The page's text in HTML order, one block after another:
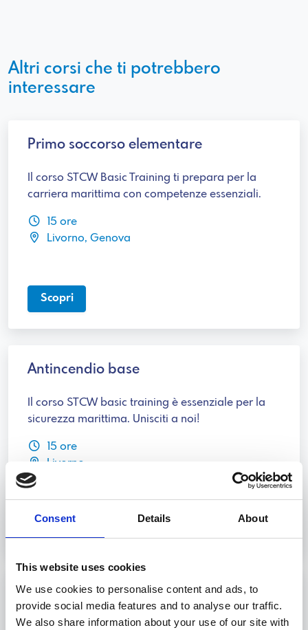
Consent Details About
This website uses cookies
We use cookies to personalise content and ads, to
provide social media features and to analyse our traffic.
We also share information about your use of our site with
Altri corsi che ti potrebbero
interessare
Primo soccorso elementare
Il corso STCW Basic Training ti prepara per la
carriera marittima con competenze essenziali.
15 ore
Livorno, Genova
Scopri
Antincendio base
Il corso STCW basic training è essenziale per la
sicurezza marittima. Unisciti a noi!
15 ore
Livorno
Scopri
Sopravvivenza e salvataggio
Il corso STCW Basic Training ti prepara per la